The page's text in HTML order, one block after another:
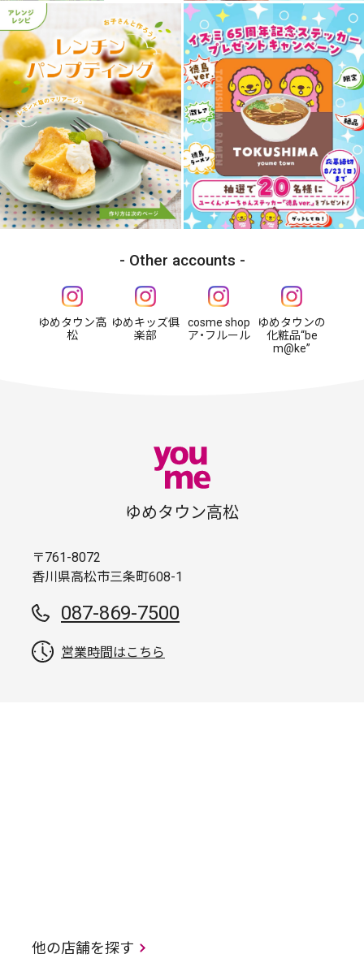
Other accounts
ゆめタウン高
松
ゆめキッズ俱
楽部
cosme shop
ア・フルール
ゆめタウンの
化粧品“be
m@ke”
ゆめタウン高松
〒761-8072
香川県高松市三条町608-1
087-869-7500
営業時間はこちら
他の店舗を探す